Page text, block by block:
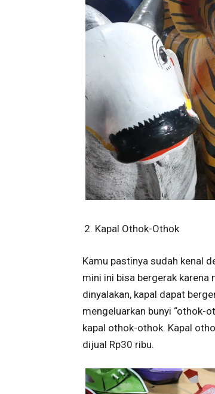
Kapal Othok-Othok
Kamu pastinya sudah kenal
mini ini bisa bergerak karena
dinyalakan, kapal dapat
mengeluarkan bunyi “othok-
kapal othok-othok. Kapal
dijual Rp30 ribu.